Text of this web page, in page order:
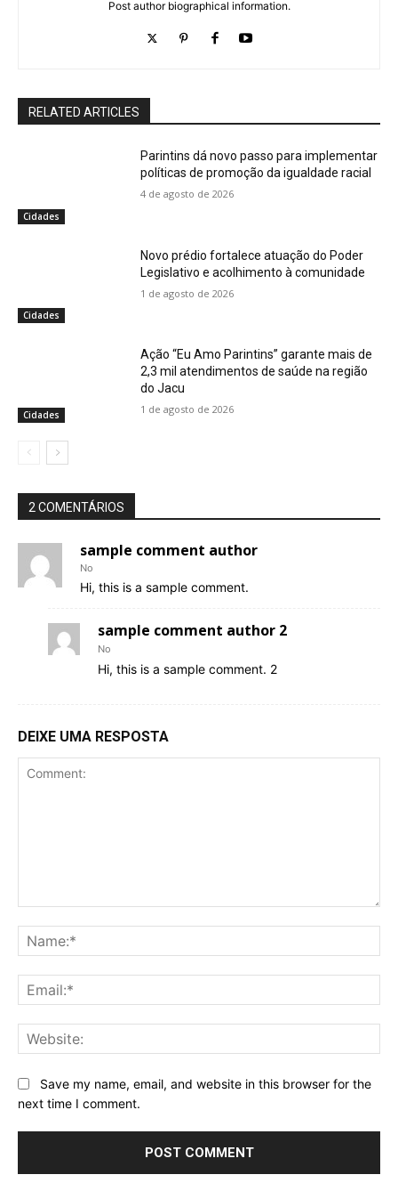
Post author biographical information.
RELATED ARTICLES
Cidades
Parintins dá novo passo para implementar
políticas de promoção da igualdade racial
4 de agosto de 2026
Cidades
Novo prédio fortalece atuação do Poder
Legislativo e acolhimento à comunidade
1 de agosto de 2026
Cidades
Ação “Eu Amo Parintins” garante mais de
2,3 mil atendimentos de saúde na região
do Jacu
1 de agosto de 2026
2 COMENTÁRIOS
sample comment author
No
Hi, this is a sample comment.
sample comment author 2
No
Hi, this is a sample comment. 2
DEIXE UMA RESPOSTA
Save my name, email, and website in this browser for the
next time I comment.